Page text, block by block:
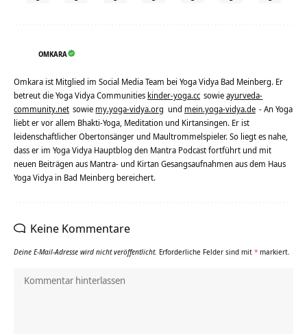
OMKARA
Omkara ist Mitglied im Social Media Team bei Yoga Vidya Bad Meinberg. Er
betreut die Yoga Vidya Communities kinder-yoga.cc sowieayurveda-
community.net sowie my.yoga-vidya.org und mein.yoga-vidya.de - An Yoga
liebt er vor allem Bhakti-Yoga, Meditation und Kirtansingen. Er ist
leidenschaftlicher Obertonsänger und Maultrommelspieler. So liegt es nahe,
dass er im Yoga Vidya Hauptblog den Mantra Podcast fortführt und mit
neuen Beiträgen aus Mantra- und Kirtan Gesangsaufnahmen aus dem Haus
Yoga Vidya in Bad Meinberg bereichert.
Keine Kommentare
Deine E-Mail-Adresse wird nicht veröffentlicht. Erforderliche Felder sind mit * markiert.